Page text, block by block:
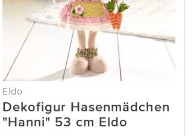
Eldo
Dekofigur Hasenmädchen
"Hanni" 53 cm Eldo